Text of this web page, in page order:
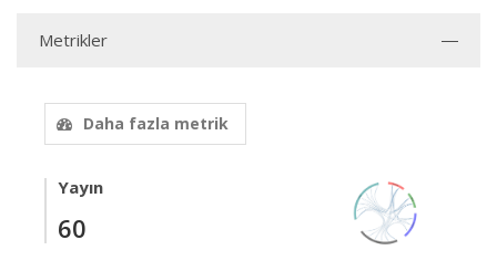
Metrikler
Daha fazla metrik
Yayın
60